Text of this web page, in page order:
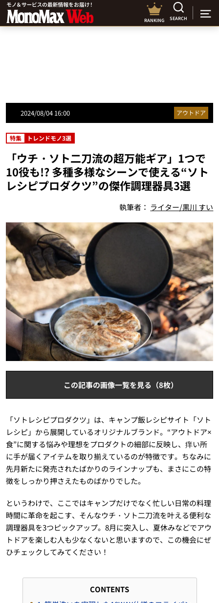
RANKING SEARCH
2024/08/04 16:00 アウトドア
特集 トレンドモノ3選
「ウチ・ソト二刀流の超万能ギア」1つで
10役も!? 多種多様なシーンで使える“ソト
レシピプロダクツ”の傑作調理器具3選
執筆者： ライター/黒川 すい
この記事の画像一覧を見る（8枚）
「ソトレシピプロダクツ」は、キャンプ飯レシピサイト「ソト
レシピ」から展開しているオリジナルブランド。“アウトドア×
食”に関する悩みや理想をプロダクトの細部に反映し、痒い所
に手が届くアイテムを取り揃えているのが特徴です。ちなみに
先月新たに発売されたばかりのラインナップも、まさにこの特
徴をしっかり押さえたものばかりでした。
というわけで、ここではキャンプだけでなく忙しい日常の料理
時間に革命を起こす、そんなウチ・ソト二刀流を叶える便利な
調理器具を3つピックアップ。8月に突入し、夏休みなどでアウ
トドアを楽しむ人も少なくないと思いますので、この機会にぜ
ひチェックしてみてください！
CONTENTS